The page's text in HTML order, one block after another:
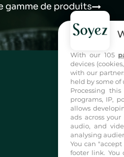
gamme de produits
With our 105
devices
with our
held by some
Processing
programs, IP,
allows
ads across
audio, and
analysing
You can
footer link. You